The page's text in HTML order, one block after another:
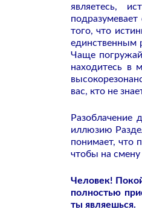
являетесь,
того, что
единственным
Чаще
находитесь в
вас, кто не
Разоблачение
иллюзию
понимает, что
чтобы на
Человек!
полностью
ты являешься.